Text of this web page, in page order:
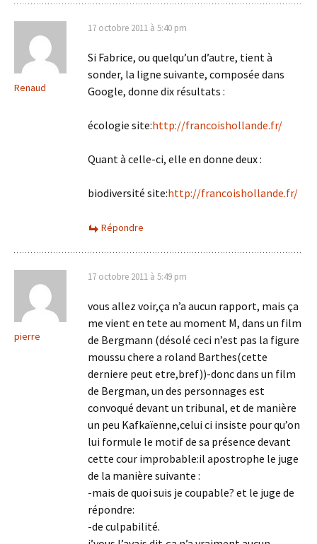
Renaud
17 octobre 2011 à 5:40 pm
Si Fabrice, ou quelqu’un d’autre, tient à
sonder, la ligne suivante, composée dans
Google, donne dix résultats :
écologie site:http://francoishollande.fr/
Quant à celle-ci, elle en donne deux :
biodiversité site:http://francoishollande.fr/
Répondre
pierre
17 octobre 2011 à 5:49 pm
vous allez voir,ça n’a aucun rapport, mais ça
me vient en tete au moment M, dans un film
de Bergmann (désolé ceci n’est pas la figure
moussu chere a roland Barthes(cette
derniere peut etre,bref))-donc dans un film
de Bergman, un des personnages est
convoqué devant un tribunal, et de manière
un peu Kafkaïenne,celui ci insiste pour qu’on
lui formule le motif de sa présence devant
cette cour improbable:il apostrophe le juge
de la manière suivante :
-mais de quoi suis je coupable? et le juge de
répondre:
-de culpabilité.